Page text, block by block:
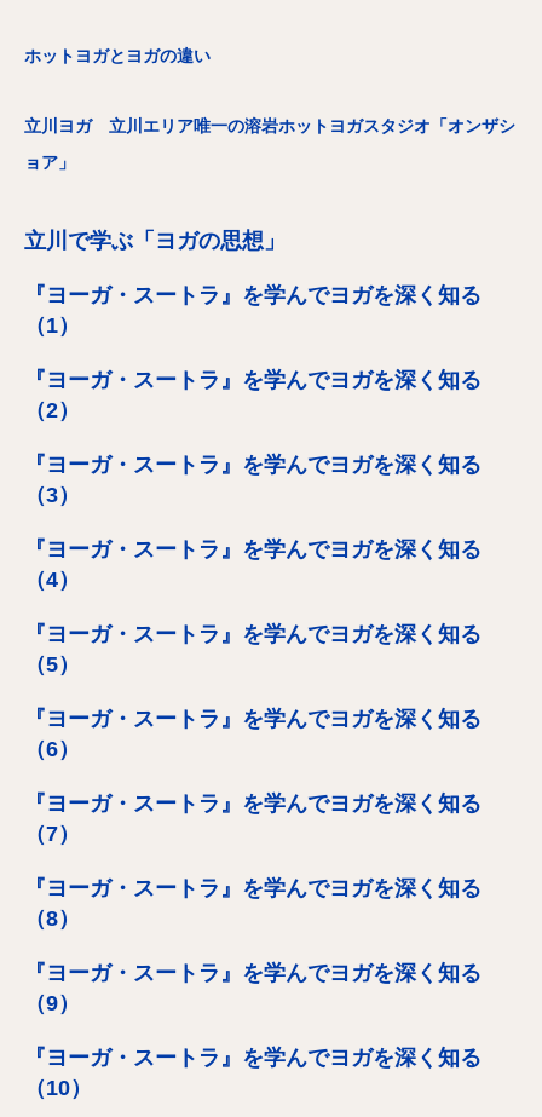
ホットヨガとヨガの違い
立川ヨガ 立川エリア唯一の溶岩ホットヨガスタジオ「オンザシ
ョア」
立川で学ぶ「ヨガの思想」
『ヨーガ・スートラ』を学んでヨガを深く知る
（1）
『ヨーガ・スートラ』を学んでヨガを深く知る
（2）
『ヨーガ・スートラ』を学んでヨガを深く知る
（3）
『ヨーガ・スートラ』を学んでヨガを深く知る
（4）
『ヨーガ・スートラ』を学んでヨガを深く知る
（5）
『ヨーガ・スートラ』を学んでヨガを深く知る
（6）
『ヨーガ・スートラ』を学んでヨガを深く知る
（7）
『ヨーガ・スートラ』を学んでヨガを深く知る
（8）
『ヨーガ・スートラ』を学んでヨガを深く知る
（9）
『ヨーガ・スートラ』を学んでヨガを深く知る
（10）